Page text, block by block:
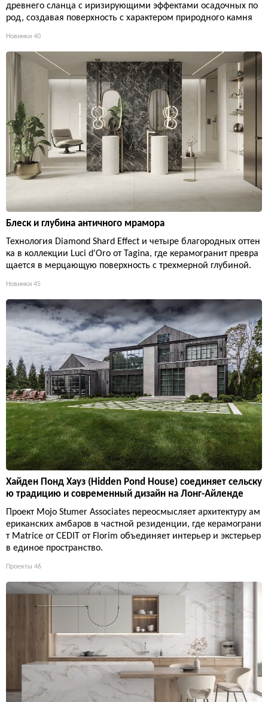
древнего сланца с иризирующими эффектами осадочных по
род, создавая поверхность с характером природного камня
Новинки 40
Блеск и глубина античного мрамора
Технология Diamond Shard Effect и четыре благородных оттен
ка в коллекции Luci d'Oro от Tagina, где керамогранит превра
щается в мерцающую поверхность с трехмерной глубиной.
Новинки 45
Хайден Понд Хауз (Hidden Pond House) соединяет сельску
ю традицию и современный дизайн на Лонг-Айленде
Проект Mojo Stumer Associates переосмысляет архитектуру ам
ериканских амбаров в частной резиденции, где керамограни
т Matrice от CEDIT от Florim объединяет интерьер и экстерьер
в единое пространство.
Проекты 46